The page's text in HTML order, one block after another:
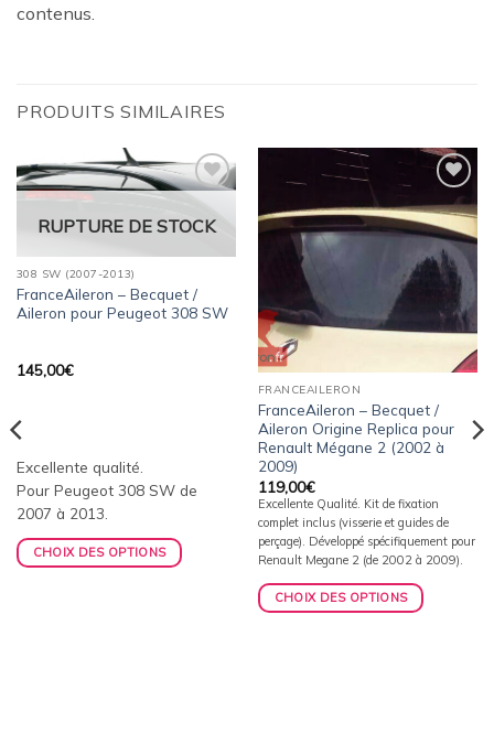
contenus.
PRODUITS SIMILAIRES
Ajouter
à la
wishlist
RUPTURE DE STOCK
308 SW (2007-2013)
FranceAileron – Becquet /
Aileron pour Peugeot 308 SW
145,00€
Excellente qualité.
Pour Peugeot 308 SW de
2007 à 2013.
CHOIX DES OPTIONS
Ajouter
à la
wishlist
FRANCEAILERON
FranceAileron – Becquet /
Aileron Origine Replica pour
Renault Mégane 2 (2002 à
2009)
119,00€
Excellente Qualité. Kit de fixation
complet inclus (visserie et guides de
perçage). Développé spécifiquement pour
Renault Megane 2 (de 2002 à 2009).
CHOIX DES OPTIONS